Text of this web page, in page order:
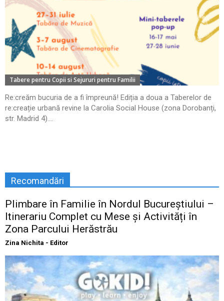
Tabere pentru Copii si Sejururi pentru Familii
Re:creăm bucuria de a fi împreună! Ediția a doua a Taberelor de
re:creație urbană revine la Carolia Social House (zona Dorobanți,
str. Madrid 4)....
Recomandări
Plimbare în Familie în Nordul Bucureștiului –
Itinerariu Complet cu Mese și Activități în
Zona Parcului Herăstrău
Zina Nichita - Editor